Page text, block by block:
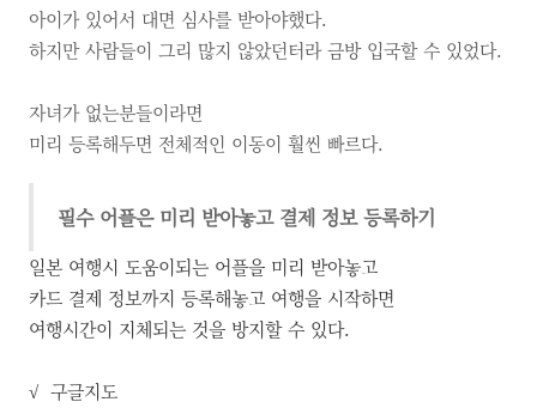
아이가 있어서 대면 심사를 받아야했다.
하지만 사람들이 그리 많지 않았던터라 금방 입국할 수 있었다.
자녀가 없는분들이라면
미리 등록해두면 전체적인 이동이 훨씬 빠르다.
필수 어플은 미리 받아놓고 결제 정보 등록하기
일본 여행시 도움이되는 어플을 미리 받아놓고
카드 결제 정보까지 등록해놓고 여행을 시작하면
여행시간이 지체되는 것을 방지할 수 있다.
√ 구글지도